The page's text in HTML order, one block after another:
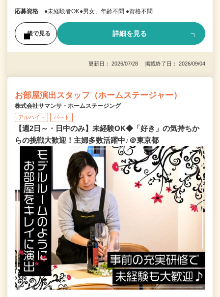
応募資格 ●未経験者OK●男女、年齢不問 ●資格不問
後で見る 詳細を見る
更新日： 2026/07/28 掲載終了日： 2026/09/04
お部屋演出スタッフ（ホームステージャー）
株式会社サマンサ・ホームステージング
アルバイト パート
【週2日～・日中のみ】未経験OK◆「好き」の気持ちか
らの挑戦大歓迎！主婦多数活躍中♪＠東京都